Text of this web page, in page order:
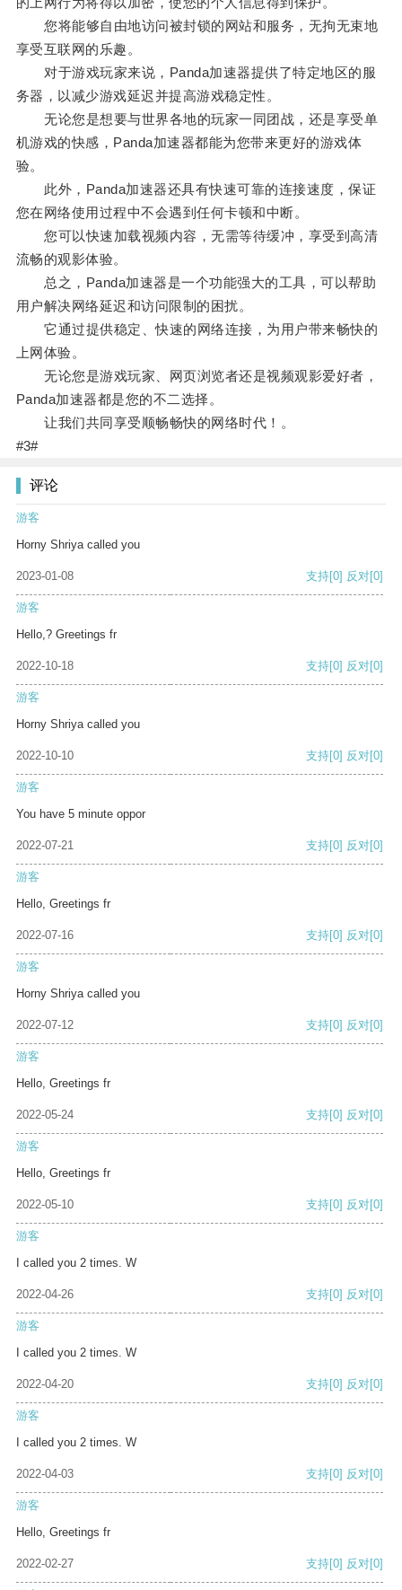
您将能够自由地访问被封锁的网站和服务，无拘无束地
享受互联网的乐趣。
对于游戏玩家来说，Panda加速器提供了特定地区的服
务器，以减少游戏延迟并提高游戏稳定性。
无论您是想要与世界各地的玩家一同团战，还是享受单
机游戏的快感，Panda加速器都能为您带来更好的游戏体
验。
此外，Panda加速器还具有快速可靠的连接速度，保证
您在网络使用过程中不会遇到任何卡顿和中断。
您可以快速加载视频内容，无需等待缓冲，享受到高清
流畅的观影体验。
总之，Panda加速器是一个功能强大的工具，可以帮助
用户解决网络延迟和访问限制的困扰。
它通过提供稳定、快速的网络连接，为用户带来畅快的
上网体验。
无论您是游戏玩家、网页浏览者还是视频观影爱好者，
Panda加速器都是您的不二选择。
让我们共同享受顺畅畅快的网络时代！。
#3#
评论
游客
Horny Shriya called you
2023-01-08 支持[0] 反对[0]
游客
Hello,? Greetings fr
2022-10-18 支持[0] 反对[0]
游客
Horny Shriya called you
2022-10-10 支持[0] 反对[0]
游客
You have 5 minute oppor
2022-07-21 支持[0] 反对[0]
游客
Hello, Greetings fr
2022-07-16 支持[0] 反对[0]
游客
Horny Shriya called you
2022-07-12 支持[0] 反对[0]
游客
Hello, Greetings fr
2022-05-24 支持[0] 反对[0]
游客
Hello, Greetings fr
2022-05-10 支持[0] 反对[0]
游客
I called you 2 times. W
2022-04-26 支持[0] 反对[0]
游客
I called you 2 times. W
2022-04-20 支持[0] 反对[0]
游客
I called you 2 times. W
2022-04-03 支持[0] 反对[0]
游客
Hello, Greetings fr
2022-02-27 支持[0] 反对[0]